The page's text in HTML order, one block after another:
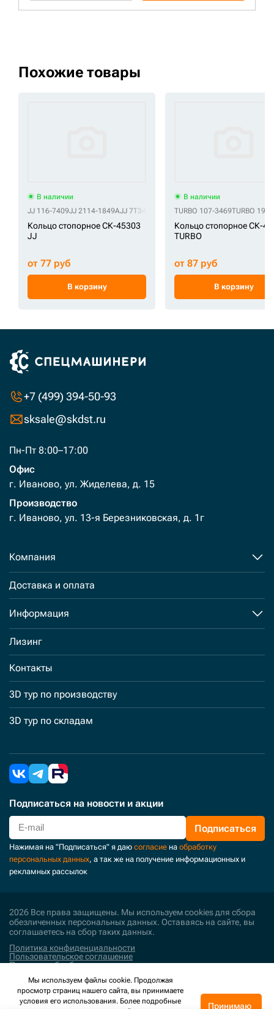
Похожие товары
В наличии
JJ 116-7409JJ 2114-1849AJJ 7T3409 JJ 7T-3409JJ 8E8409JJ 8E-8409JJ
Кольцо стопорное СК-45303
JJ
от 77 руб
В корзину
В наличии
TURBO 107-3469TURBO
Кольцо стопорное СК-
TURBO
от 87 руб
В корзину
+7 (499) 394-50-93
sksale@skdst.ru
Пн-Пт 8:00–17:00
Офис
г. Иваново, ул. Жиделева, д. 15
Производство
г. Иваново, ул. 13-я Березниковская, д. 1г
Компания
Доставка и оплата
Информация
Лизинг
Контакты
3D тур по производству
3D тур по складам
Подписаться на новости и акции
Подписаться
Нажимая на "Подписаться" я даю согласие на обработку
персональных данных, а так же на получение информационных и
рекламных рассылок
2026 Все права защищены. Мы используем cookies для сбора
обезличенных персональных данных. Оставаясь на сайте, вы
соглашаетесь на сбор таких данных.
Политика конфиденциальности
Пользовательское соглашение
Политика обработки персональных данных
Поддержка и развитие
Мы используем файлы cookie. Продолжая
просмотр страниц нашего сайта, вы принимаете
условия его использования. Более подробные
Принимаю